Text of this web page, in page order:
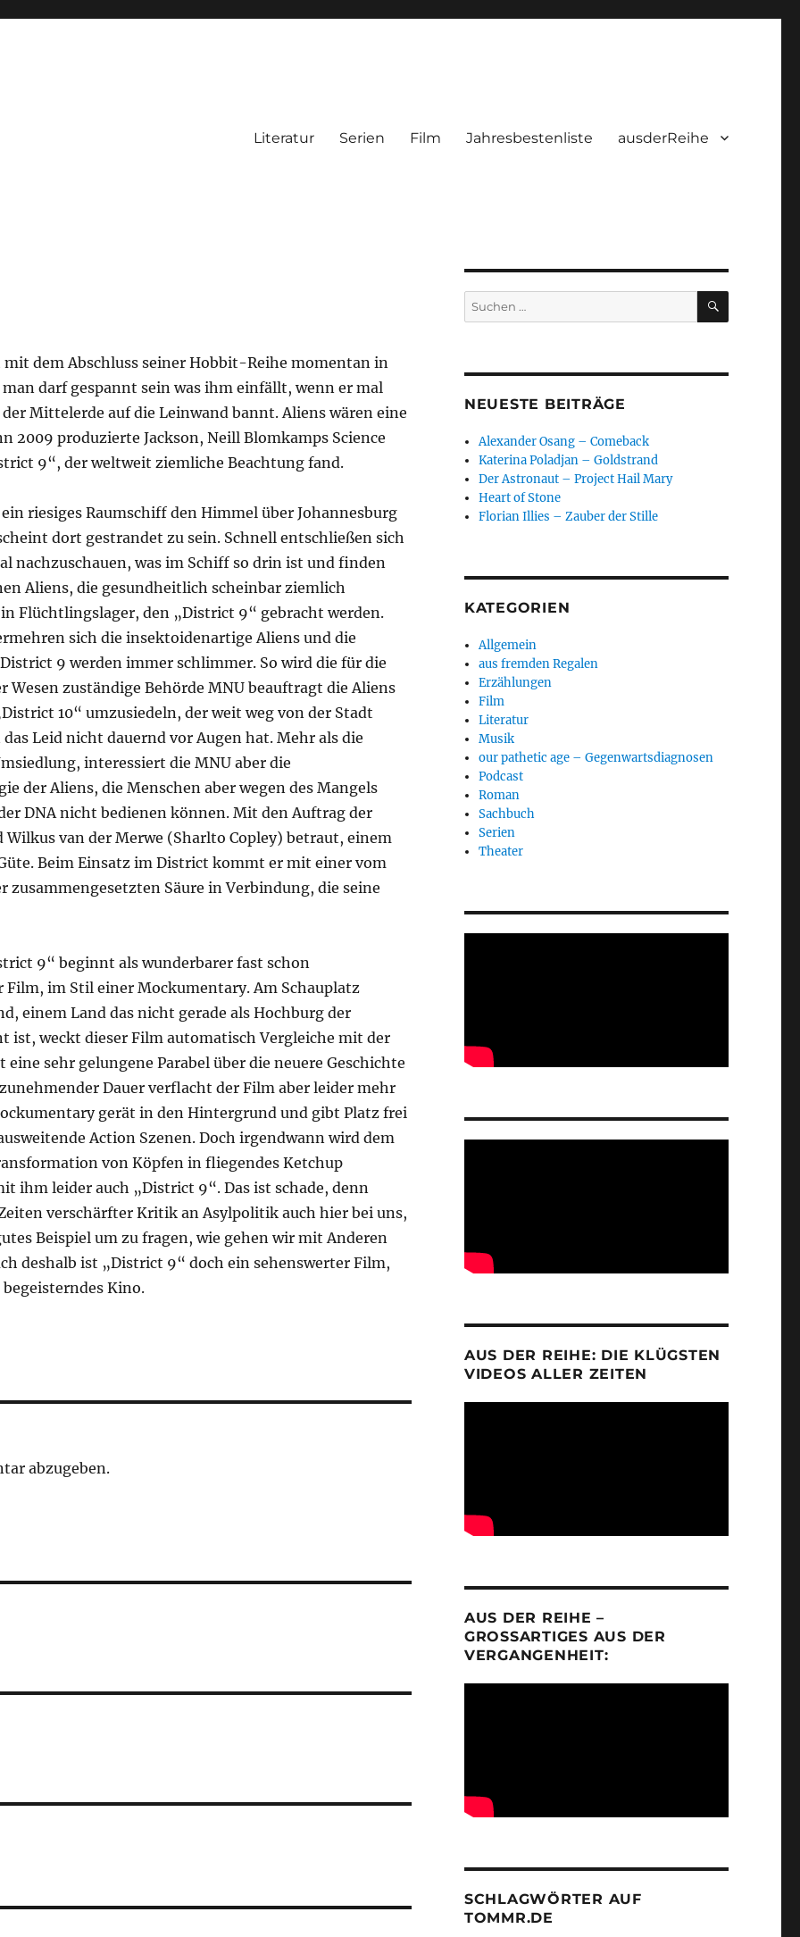
Literatur Serien Film Jahresbestenliste ausderReihe
mit dem Abschluss seiner Hobbit-Reihe momentan in
darf gespannt sein was ihm einfällt, wenn er mal
Mittelerde auf die Leinwand bannt. Aliens wären eine
2009 produzierte Jackson, Neill Blomkamps Science
9“, der weltweit ziemliche Beachtung fand.
riesiges Raumschiff den Himmel über Johannesburg
dort gestrandet zu sein. Schnell entschließen sich
nachzuschauen, was im Schiff so drin ist und finden
Aliens, die gesundheitlich scheinbar ziemlich
Flüchtlingslager, den „District 9“ gebracht werden.
sich die insektoidenartige Aliens und die
9 werden immer schlimmer. So wird die für die
Wesen zuständige Behörde MNU beauftragt die Aliens
10“ umzusiedeln, der weit weg von der Stadt
Leid nicht dauernd vor Augen hat. Mehr als die
interessiert die MNU aber die
der Aliens, die Menschen aber wegen des Mangels
DNA nicht bedienen können. Mit den Auftrag der
Wilkus van der Merwe (Sharlto Copley) betraut, einem
Beim Einsatz im District kommt er mit einer vom
zusammengesetzten Säure in Verbindung, die seine
9“ beginnt als wunderbarer fast schon
im Stil einer Mockumentary. Am Schauplatz
einem Land das nicht gerade als Hochburg der
ist, weckt dieser Film automatisch Vergleiche mit der
sehr gelungene Parabel über die neuere Geschichte
Dauer verflacht der Film aber leider mehr
gerät in den Hintergrund und gibt Platz frei
Action Szenen. Doch irgendwann wird dem
von Köpfen in fliegendes Ketchup
ihm leider auch „District 9“. Das ist schade, denn
verschärfter Kritik an Asylpolitik auch hier bei uns,
Beispiel um zu fragen, wie gehen wir mit Anderen
deshalb ist „District 9“ doch ein sehenswerter Film,
Kino.
abzugeben.
Suchen
nach:
SUCHEN
NEUESTE BEITRÄGE
Alexander Osang – Comeback
Katerina Poladjan – Goldstrand
Der Astronaut – Project Hail Mary
Heart of Stone
Florian Illies – Zauber der Stille
KATEGORIEN
Allgemein
aus fremden Regalen
Erzählungen
Film
Literatur
Musik
our pathetic age – Gegenwartsdiagnosen
Podcast
Roman
Sachbuch
Serien
Theater
AUS DER REIHE: DIE KLÜGSTEN
VIDEOS ALLER ZEITEN
AUS DER REIHE –
GROSSARTIGES AUS DER V
ERGANGENHEIT:
SCHLAGWÖRTER AUF
TOMMR.DE